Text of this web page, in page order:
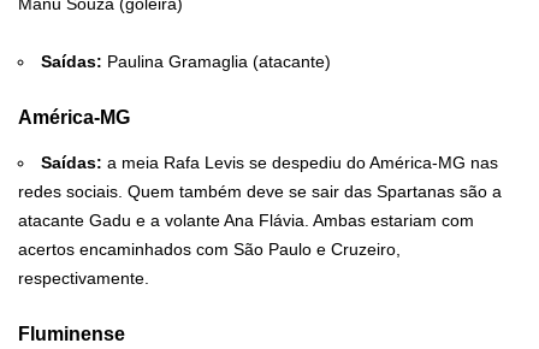
Saídas: Paulina Gramaglia (atacante)
América-MG
Saídas:a meia Rafa Levis se despediu do América-MG nas
redes sociais. Quem também deve se sair das Spartanas são a
atacante Gadu e a volante Ana Flávia. Ambas estariam com
acertos encaminhados com São Paulo e Cruzeiro,
respectivamente.
Fluminense